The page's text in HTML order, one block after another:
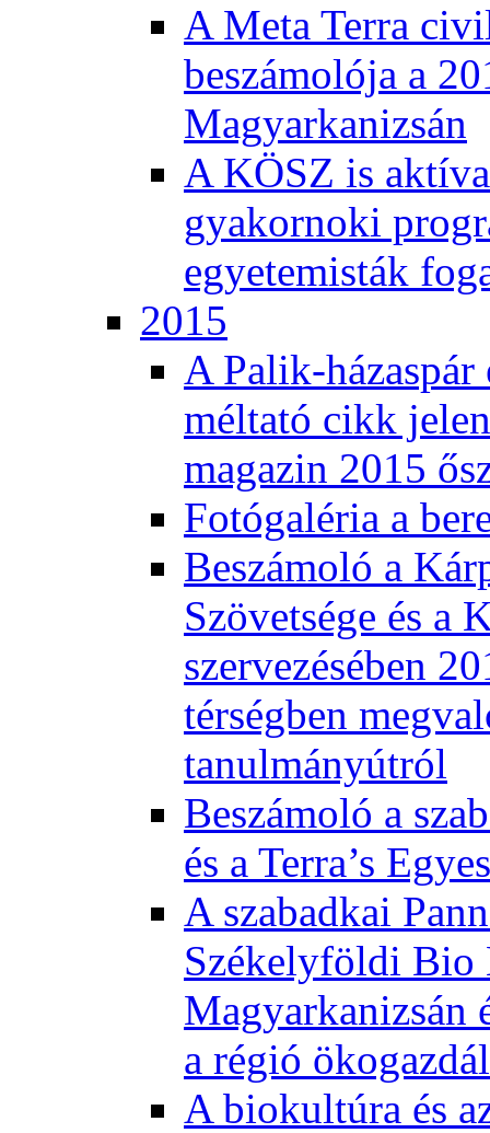
A Meta Terra
beszámolója a
Magyarkanizsán
A KÖSZ is
gyakornoki
egyetemisták
2015
A Palik-
méltató cikk
magazin 2015
Fotógaléria a
Beszámoló a
Szövetsége és a
szervezésében
térségben
tanulmányútról
Beszámoló a
és a Terra’s
A szabadkai
Székelyföldi Bio
Magyarkanizsán
a régió
A biokultúra és